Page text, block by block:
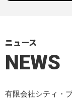
ニュース
NEWS
有限会社シティ・